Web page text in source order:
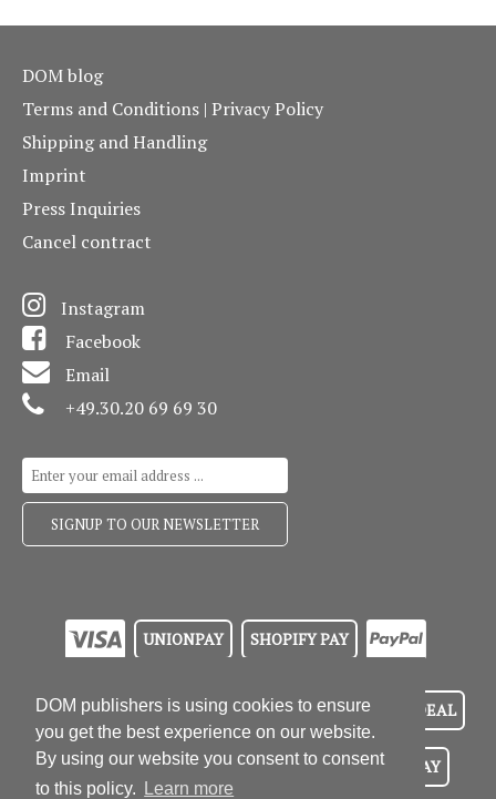
DOM publishers is using cookies to ensure
you get the best experience on our website.
By using our website you consent to consent
to this policy.
Learn more
DOM blog
Terms and Conditions | Privacy Policy
Shipping and Handling
Imprint
Press Inquiries
Cancel contract
Instagram
Facebook
Email
+49.30.20 69 69 30
UNIONPAY SHOPIFY PAY
MOBILEPAY MAESTRO KLARNA IDEAL
GOOGLE PAY EPS BANCONTACT APPLE PAY